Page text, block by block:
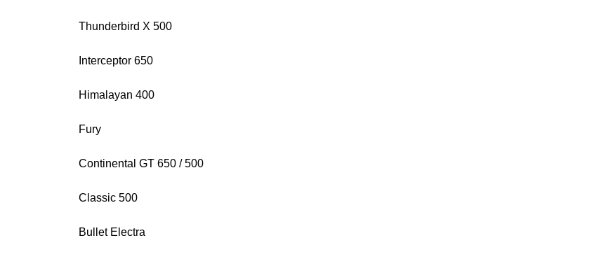
Thunderbird X 500
Interceptor 650
Himalayan 400
Fury
Continental GT 650 / 500
Classic 500
Bullet Electra